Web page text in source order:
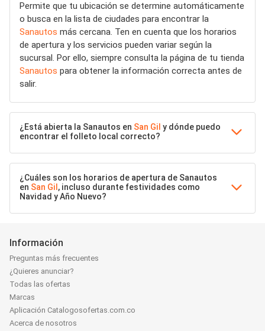
Permite que tu ubicación se determine automáticamente
o busca en la lista de ciudades para encontrar la
Sanautos más cercana. Ten en cuenta que los horarios
de apertura y los servicios pueden variar según la
sucursal. Por ello, siempre consulta la página de tu tienda
Sanautos para obtener la información correcta antes de
salir.
¿Está abierta la Sanautos en San Gil y dónde puedo
encontrar el folleto local correcto?
¿Cuáles son los horarios de apertura de Sanautos
en San Gil , incluso durante festividades como
Navidad y Año Nuevo?
Información
Preguntas más frecuentes
¿Quieres anunciar?
Todas las ofertas
Marcas
Aplicación Catalogosofertas.com.co
Acerca de nosotros